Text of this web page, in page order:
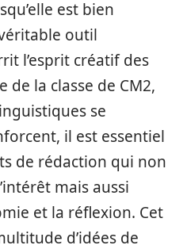
est bien
outil
l’esprit créatif des
de la classe de CM2,
se
il est essentiel
de rédaction qui non
mais aussi
et la réflexion. Cet
d’idées de